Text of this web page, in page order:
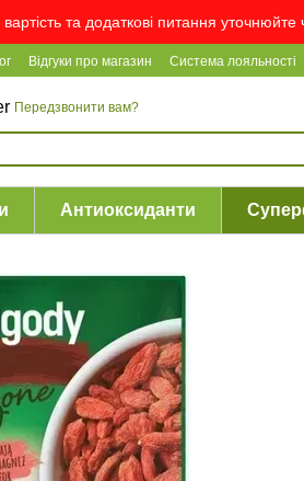
вартість та додаткові питання
Відгуки про магазин Система лояльності
Передзвонити вам?
Антиоксиданти